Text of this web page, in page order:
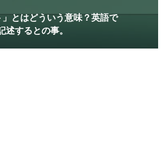
とはどういう意味？英語で
するとの事。